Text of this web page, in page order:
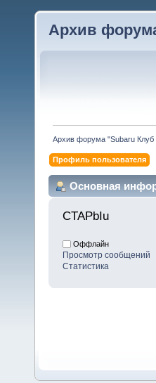
Архив
Архив форума "Subaru Клуб
Профиль пользователя
Основная
CTAPbIu
Оффлайн
Просмотр сообщений
Статистика